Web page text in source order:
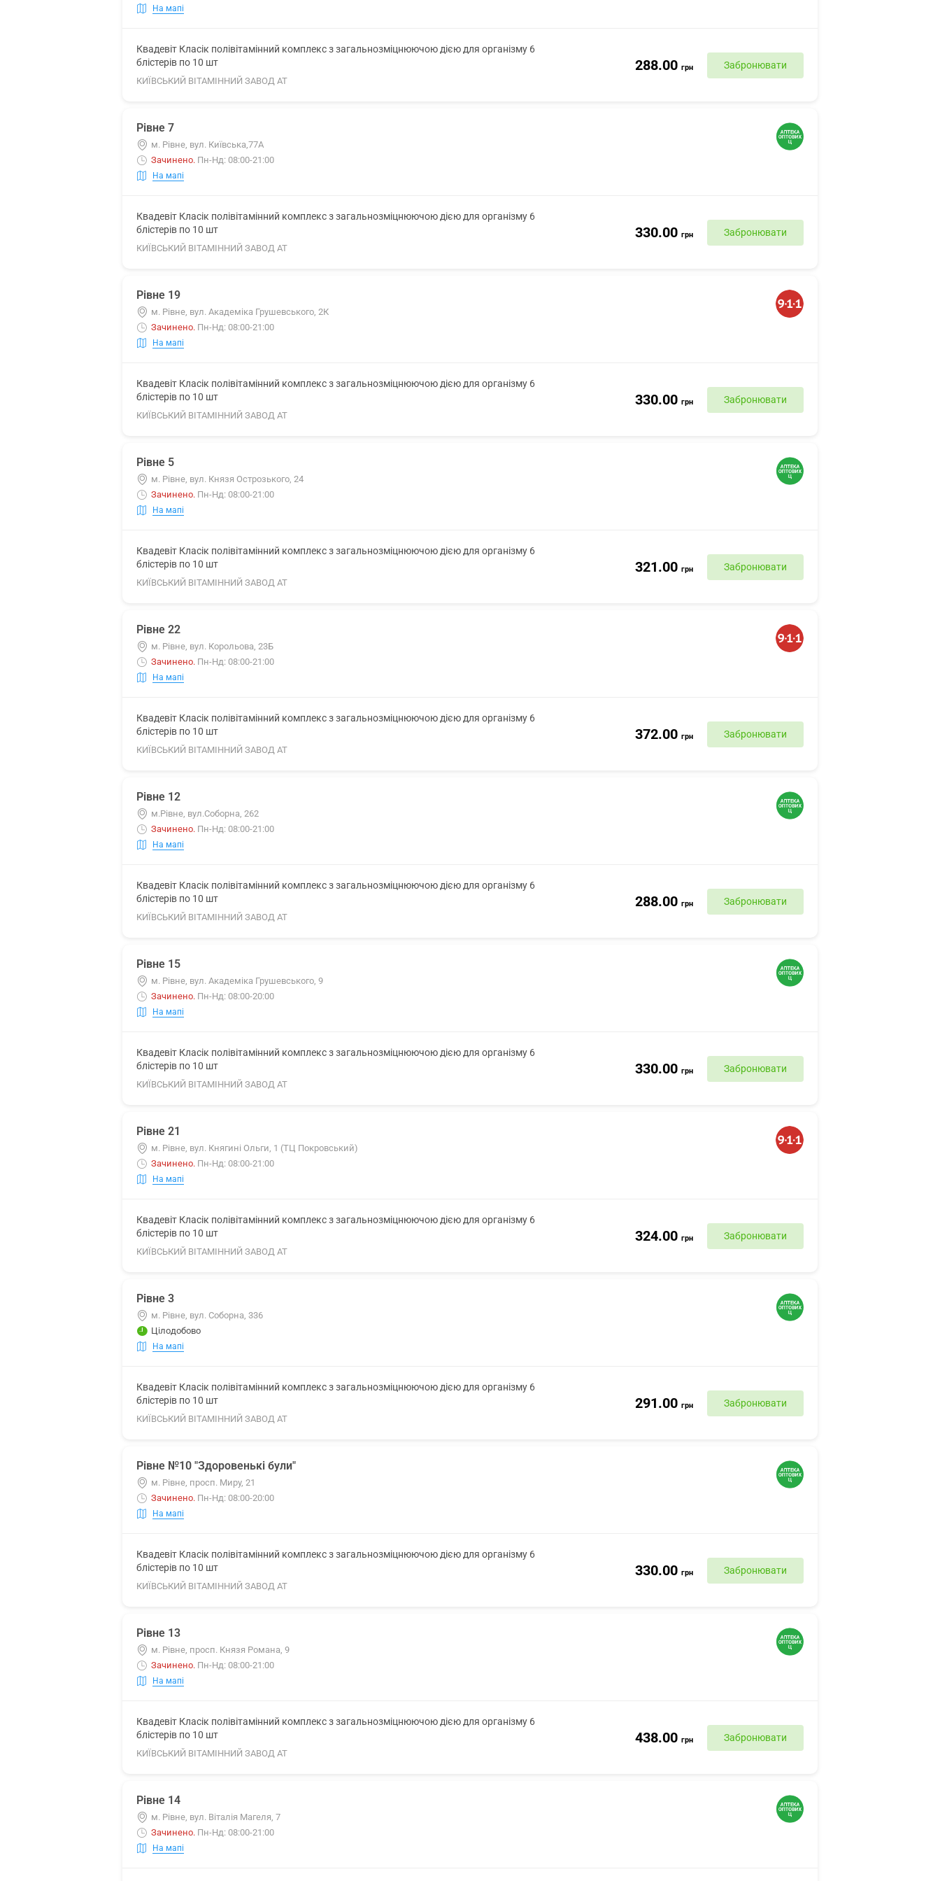
На мапі
Квадевіт Класік полівітамінний комплекс з загальнозміцнюючою дією для організму 6
блістерів по 10 шт
КИЇВСЬКИЙ ВІТАМІННИЙ ЗАВОД АТ
288.00 грн Забронювати
Рівне 7
м. Рівне, вул. Київська,77А
Зачинено. Пн-Нд: 08:00-21:00
На мапі
Квадевіт Класік полівітамінний комплекс з загальнозміцнюючою дією для організму 6
блістерів по 10 шт
КИЇВСЬКИЙ ВІТАМІННИЙ ЗАВОД АТ
330.00 грн Забронювати
Рівне 19
м. Рівне, вул. Академіка Грушевського, 2К
Зачинено. Пн-Нд: 08:00-21:00
На мапі
Квадевіт Класік полівітамінний комплекс з загальнозміцнюючою дією для організму 6
блістерів по 10 шт
КИЇВСЬКИЙ ВІТАМІННИЙ ЗАВОД АТ
330.00 грн Забронювати
Рівне 5
м. Рівне, вул. Князя Острозького, 24
Зачинено. Пн-Нд: 08:00-21:00
На мапі
Квадевіт Класік полівітамінний комплекс з загальнозміцнюючою дією для організму 6
блістерів по 10 шт
КИЇВСЬКИЙ ВІТАМІННИЙ ЗАВОД АТ
321.00 грн Забронювати
Рівне 22
м. Рівне, вул. Корольова, 23Б
Зачинено. Пн-Нд: 08:00-21:00
На мапі
Квадевіт Класік полівітамінний комплекс з загальнозміцнюючою дією для організму 6
блістерів по 10 шт
КИЇВСЬКИЙ ВІТАМІННИЙ ЗАВОД АТ
372.00 грн Забронювати
Рівне 12
м.Рівне, вул.Соборна, 262
Зачинено. Пн-Нд: 08:00-21:00
На мапі
Квадевіт Класік полівітамінний комплекс з загальнозміцнюючою дією для організму 6
блістерів по 10 шт
КИЇВСЬКИЙ ВІТАМІННИЙ ЗАВОД АТ
288.00 грн Забронювати
Рівне 15
м. Рівне, вул. Академіка Грушевського, 9
Зачинено. Пн-Нд: 08:00-20:00
На мапі
Квадевіт Класік полівітамінний комплекс з загальнозміцнюючою дією для організму 6
блістерів по 10 шт
КИЇВСЬКИЙ ВІТАМІННИЙ ЗАВОД АТ
330.00 грн Забронювати
Рівне 21
м. Рівне, вул. Княгині Ольги, 1 (ТЦ Покровський)
Зачинено. Пн-Нд: 08:00-21:00
На мапі
Квадевіт Класік полівітамінний комплекс з загальнозміцнюючою дією для організму 6
блістерів по 10 шт
КИЇВСЬКИЙ ВІТАМІННИЙ ЗАВОД АТ
324.00 грн Забронювати
Рівне 3
м. Рівне, вул. Соборна, 336
Цілодобово
На мапі
Квадевіт Класік полівітамінний комплекс з загальнозміцнюючою дією для організму 6
блістерів по 10 шт
КИЇВСЬКИЙ ВІТАМІННИЙ ЗАВОД АТ
291.00 грн Забронювати
Рівне №10 "Здоровенькі були"
м. Рівне, просп. Миру, 21
Зачинено. Пн-Нд: 08:00-20:00
На мапі
Квадевіт Класік полівітамінний комплекс з загальнозміцнюючою дією для організму 6
блістерів по 10 шт
КИЇВСЬКИЙ ВІТАМІННИЙ ЗАВОД АТ
330.00 грн Забронювати
Рівне 13
м. Рівне, просп. Князя Романа, 9
Зачинено. Пн-Нд: 08:00-21:00
На мапі
Квадевіт Класік полівітамінний комплекс з загальнозміцнюючою дією для організму 6
блістерів по 10 шт
КИЇВСЬКИЙ ВІТАМІННИЙ ЗАВОД АТ
438.00 грн Забронювати
Рівне 14
м. Рівне, вул. Віталія Магеля, 7
Зачинено. Пн-Нд: 08:00-21:00
На мапі